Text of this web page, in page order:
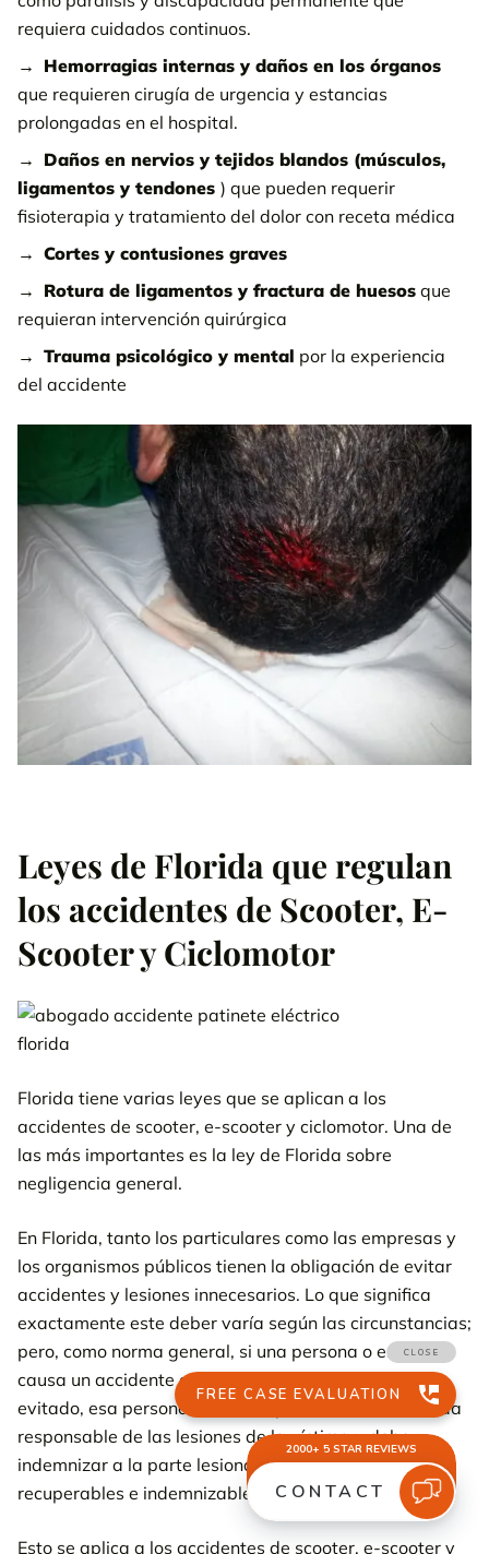
requiera cuidados continuos.
Hemorragias internas y daños en los órganos
que requieren cirugía de urgencia y estancias
prolongadas en el hospital.
Daños en nervios y tejidos blandos (músculos,
ligamentos y tendones ) que pueden requerir
fisioterapia y tratamiento del dolor con receta médica
Cortes y contusiones graves
Rotura de ligamentos y fractura de huesos que
requieran intervención quirúrgica
Trauma psicológico y mental por la experiencia
del accidente
Leyes de Florida que regulan
los accidentes de Scooter, E-
Scooter y Ciclomotor
Florida tiene varias leyes que se aplican a los
accidentes de scooter, e-scooter y ciclomotor. Una de
las más importantes es la ley de Florida sobre
negligencia general.
En Florida, tanto los particulares como las empresas y
los organismos públicos tienen la obligación de evitar
accidentes y lesiones innecesarios. Lo que significa
exactamente este deber varía según las circunstancias;
pero, como norma general, si una persona o entidad
causa un accidente que podría -y debería- haberse
evitado, esa persona o entidad puede ser considerada
responsable de las lesiones de la víctima y debe
indemnizar a la parte lesionada por todos los daños
recuperables e indemnizables.
Esto se aplica a los accidentes de scooter, e-scooter y